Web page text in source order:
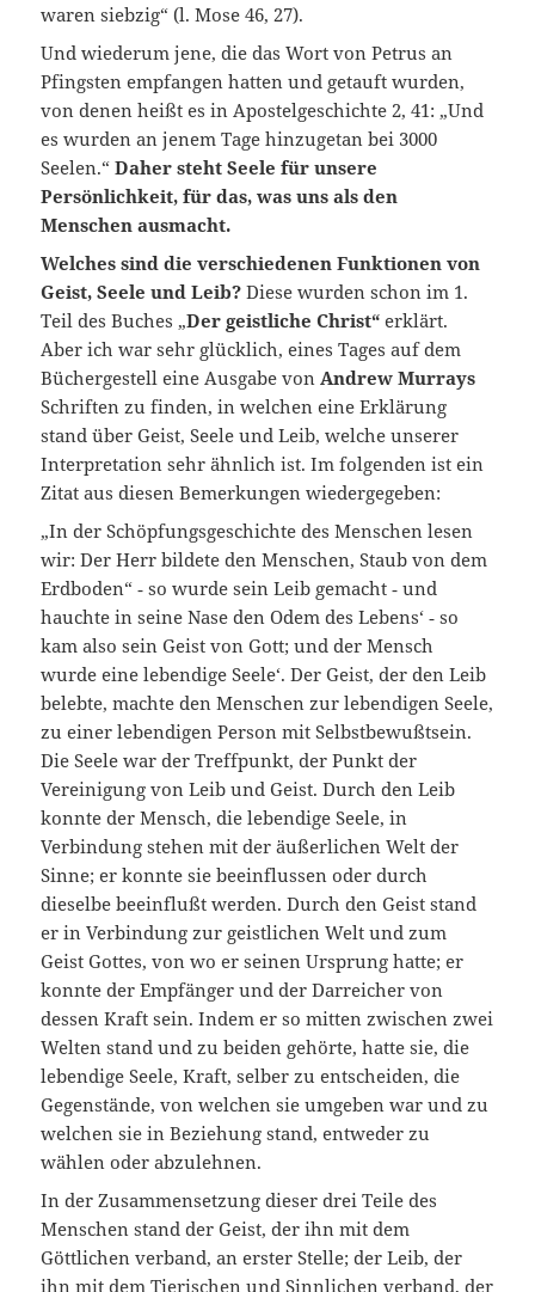
waren siebzig“ (l. Mose 46, 27).
Und wiederum jene, die das Wort von Petrus an
Pfingsten empfangen hatten und getauft wurden,
von denen heißt es in Apostelgeschichte 2, 41: „Und
es wurden an jenem Tage hinzugetan bei 3000
Seelen.“Daher steht Seele für unsere
Persönlichkeit, für das, was uns als den
Menschen ausmacht.
Welches sind die verschiedenen Funktionen von
Geist, Seele und Leib? Diese wurden schon im 1.
Teil des Buches „Der geistliche Christ“ erklärt.
Aber ich war sehr glücklich, eines Tages auf dem
Büchergestell eine Ausgabe vonAndrew Murrays
Schriften zu finden, in welchen eine Erklärung
stand über Geist, Seele und Leib, welche unserer
Interpretation sehr ähnlich ist. Im folgenden ist ein
Zitat aus diesen Bemerkungen wiedergegeben:
„In der Schöpfungsgeschichte des Menschen lesen
wir: Der Herr bildete den Menschen, Staub von dem
Erdboden“ ‑ so wurde sein Leib gemacht ‑ und
hauchte in seine Nase den Odem des Lebens‘ ‑ so
kam also sein Geist von Gott; und der Mensch
wurde eine lebendige Seele‘. Der Geist, der den Leib
belebte, machte den Menschen zur lebendigen Seele,
zu einer lebendigen Person mit Selbstbewußtsein.
Die Seele war der Treffpunkt, der Punkt der
Vereinigung von Leib und Geist. Durch den Leib
konnte der Mensch, die lebendige Seele, in
Verbindung stehen mit der äußerlichen Welt der
Sinne; er konnte sie beeinflussen oder durch
dieselbe beeinflußt werden. Durch den Geist stand
er in Verbindung zur geistlichen Welt und zum
Geist Gottes, von wo er seinen Ursprung hatte; er
konnte der Empfänger und der Darreicher von
dessen Kraft sein. Indem er so mitten zwischen zwei
Welten stand und zu beiden gehörte, hatte sie, die
lebendige Seele, Kraft, selber zu entscheiden, die
Gegenstände, von welchen sie umgeben war und zu
welchen sie in Beziehung stand, entweder zu
wählen oder abzulehnen.
In der Zusammensetzung dieser drei Teile des
Menschen stand der Geist, der ihn mit dem
Göttlichen verband, an erster Stelle; der Leib, der
ihn mit dem Tierischen und Sinnlichen verband, der